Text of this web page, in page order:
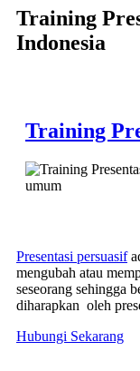
Training
Indonesia
Training
Presentasi persuasif
mengubah atau
seseorang sehingga
diharapkan oleh
Hubungi Sekarang